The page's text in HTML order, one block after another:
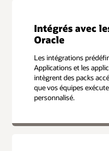
Intégrés avec
Oracle
Les intégrations
Applications et les
intègrent des packs
que vos équipes
personnalisé.